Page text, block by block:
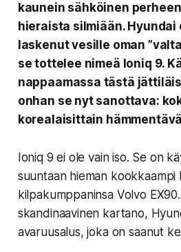
kaunein sähköinen
hieraista silmiään. Hyundai
laskenut vesille oman
se tottelee nimeä Ioniq 9.
nappaamassa tästä
onhan se nyt sanottava:
korealaisittain
Ioniq 9 ei ole vain iso. Se on
suuntaan hieman kookkaampi
kilpakumppaninsa Volvo
skandinaavinen kartano,
avaruusalus, joka on saanut